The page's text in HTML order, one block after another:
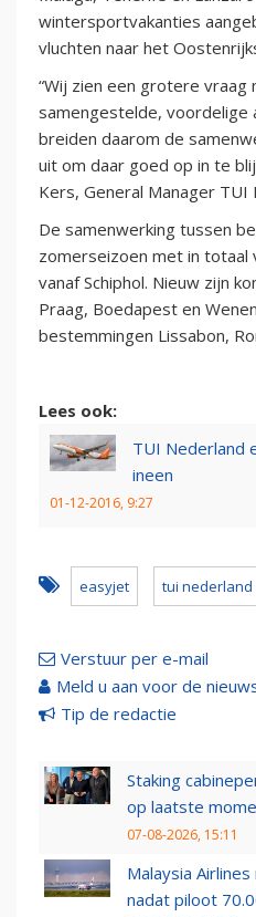
wintersportvakanties
vluchten naar het
“Wij zien een grotere vraag
samengestelde, voordelige
breiden daarom de
uit om daar goed op in te
Kers, General Manager TUI
De samenwerking tussen
zomerseizoen met in
vanaf Schiphol. Nieuw zijn
Praag, Boedapest en
bestemmingen Lissabon,
Lees ook:
TUI Nederland
ineen
01-12-2016, 9:27
easyjet tui nederland
Verstuur per e-mail
Meld u aan voor de
Tip de redactie
Staking
op laatste
07-08-2026, 15:11
Malaysia
nadat piloot